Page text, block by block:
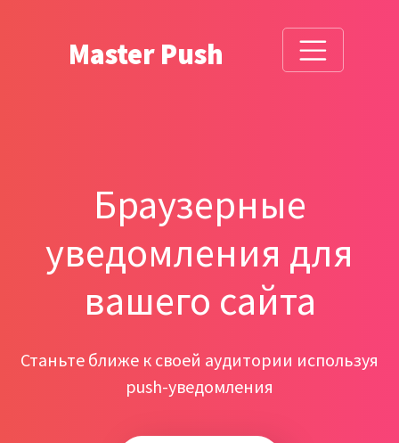
Master Push
Браузерные
уведомления для
вашего сайта
Станьте ближе к своей аудитории используя
push-уведомления